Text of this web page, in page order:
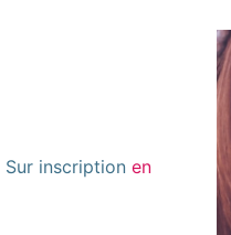
Sur inscription en